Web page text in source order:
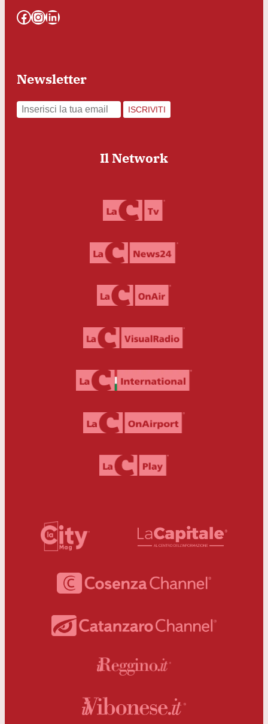
Facebook InstagramLinkedIn
Newsletter
ISCRIVITI
Il Network